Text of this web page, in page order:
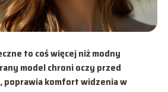
to coś więcej niż modny
model chroni oczy przed
poprawia komfort widzenia w